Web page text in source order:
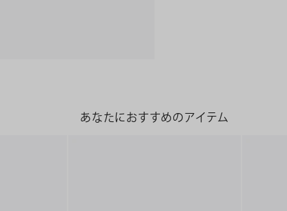
あなたにおすすめのアイテム